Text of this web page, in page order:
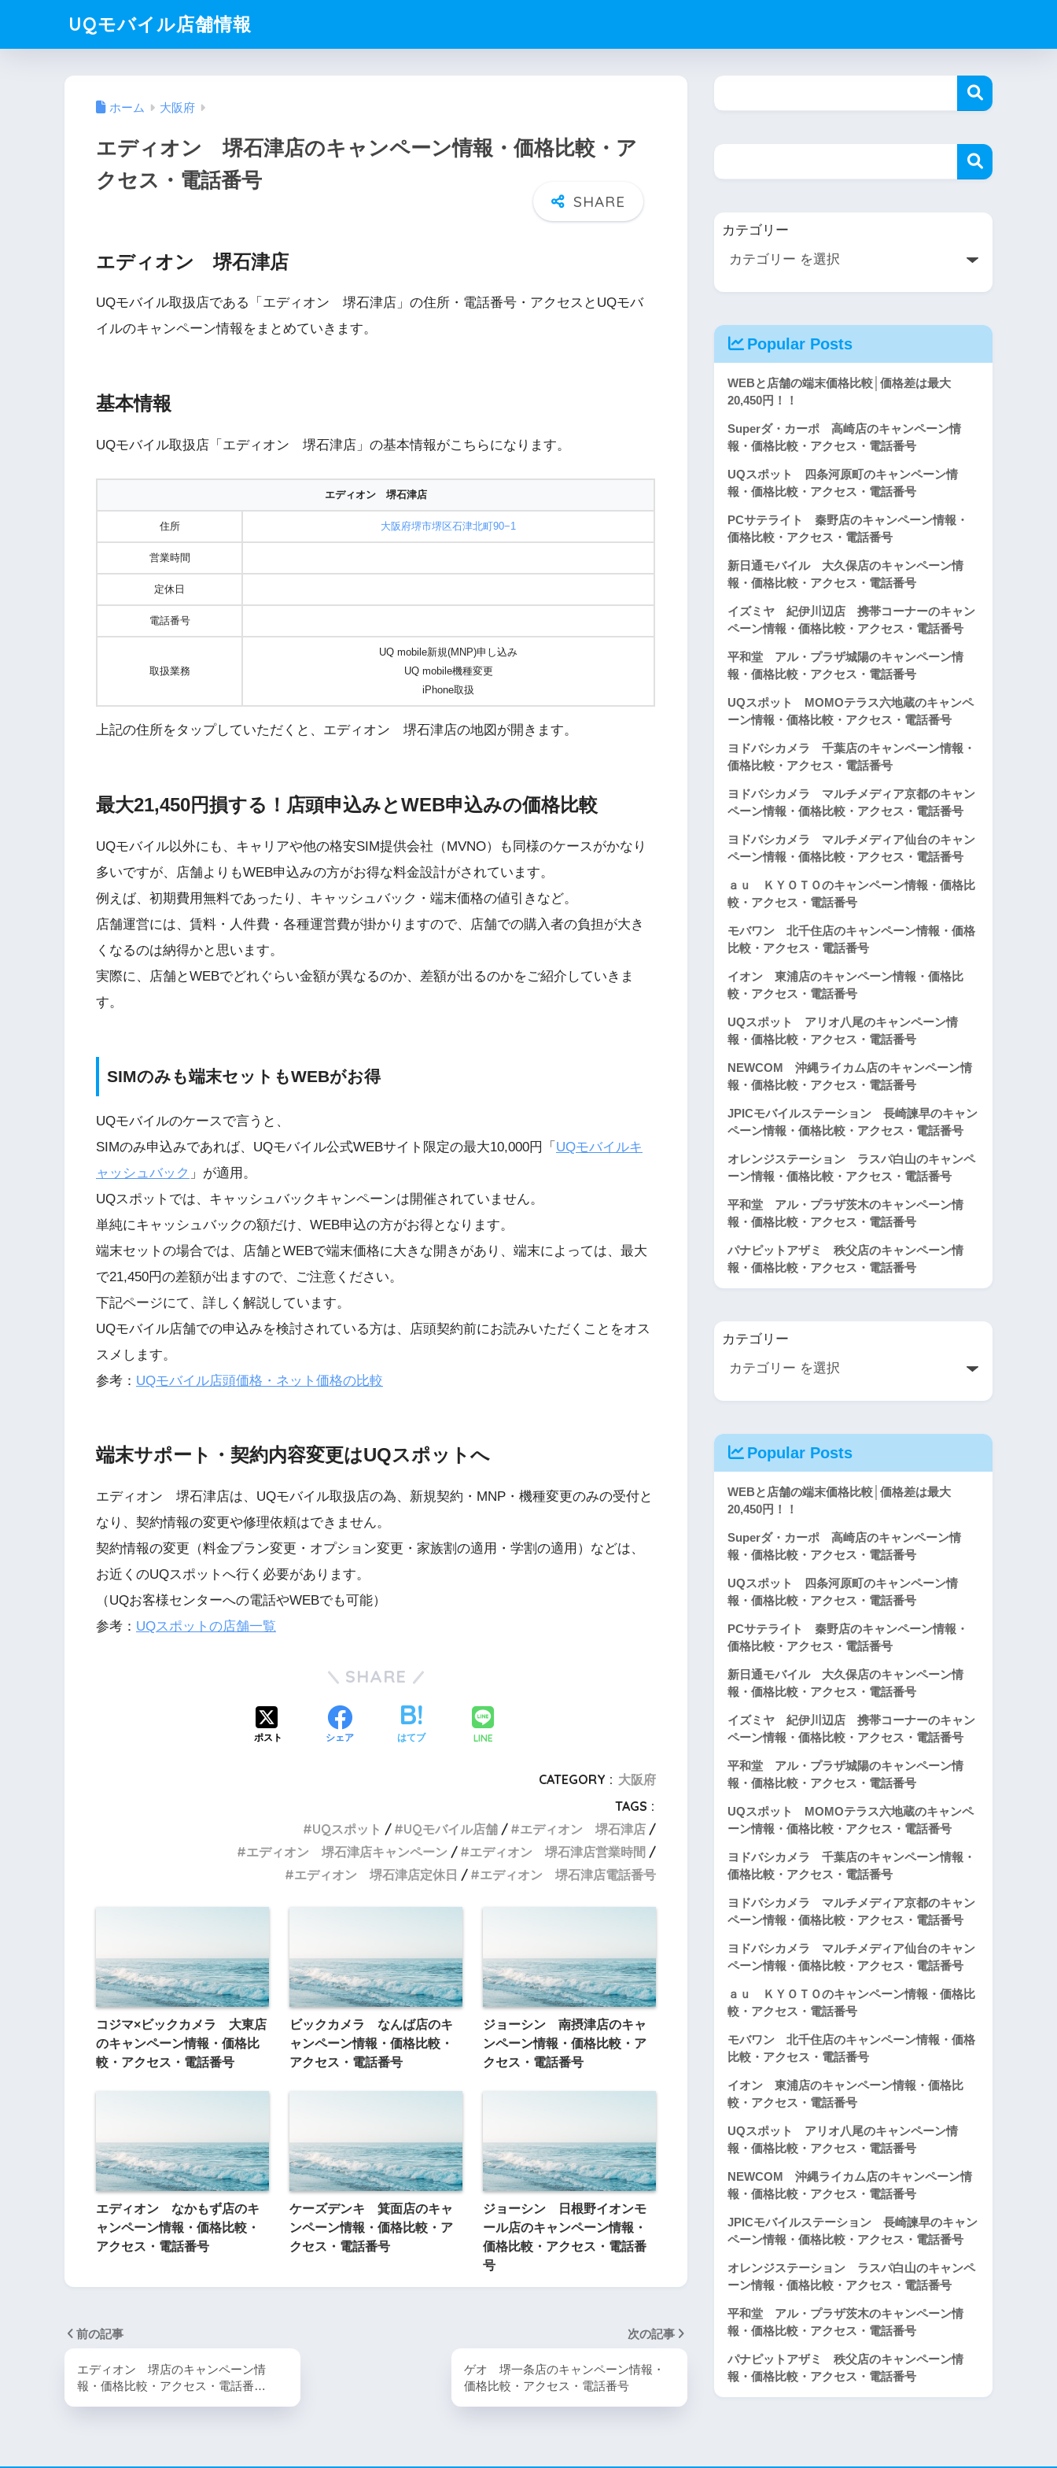
UQモバイル店舗情報
ホーム 大阪府
エディオン 堺石津店のキャンペーン情報・価格比較・ア
クセス・電話番号
エディオン 堺石津店
UQモバイル取扱店である「エディオン 堺石津店」の住所・電話番号・アクセスとUQモバ
イルのキャンペーン情報をまとめていきます。
基本情報
UQモバイル取扱店「エディオン 堺石津店」の基本情報がこちらになります。
エディオン 堺石津店
住所 大阪府堺市堺区石津北町90−1
営業時間
定休日
電話番号
取扱業務
UQ mobile新規(MNP)申し込み
UQ mobile機種変更
iPhone取扱
上記の住所をタップしていただくと、エディオン 堺石津店の地図が開きます。
最大21,450円損する！店頭申込みとWEB申込みの価格比較
UQモバイル以外にも、キャリアや他の格安SIM提供会社（MVNO）も同様のケースがかなり
多いですが、店舗よりもWEB申込みの方がお得な料金設計がされています。
例えば、初期費用無料であったり、キャッシュバック・端末価格の値引きなど。
店舗運営には、賃料・人件費・各種運営費が掛かりますので、店舗での購入者の負担が大き
くなるのは納得かと思います。
実際に、店舗とWEBでどれぐらい金額が異なるのか、差額が出るのかをご紹介していきま
す。
SIMのみも端末セットもWEBがお得
UQモバイルのケースで言うと、
SIMのみ申込みであれば、UQモバイル公式WEBサイト限定の最大10,000円「 UQモバイルキ
ャッシュバック 」が適用。
UQスポットでは、キャッシュバックキャンペーンは開催されていません。
単純にキャッシュバックの額だけ、WEB申込の方がお得となります。
端末セットの場合では、店舗とWEBで端末価格に大きな開きがあり、端末によっては、最大
で21,450円の差額が出ますので、ご注意ください。
下記ページにて、詳しく解説しています。
UQモバイル店舗での申込みを検討されている方は、店頭契約前にお読みいただくことをオス
スメします。
参考： UQモバイル店頭価格・ネット価格の比較
端末サポート・契約内容変更はUQスポットへ
エディオン 堺石津店は、UQモバイル取扱店の為、新規契約・MNP・機種変更のみの受付と
なり、契約情報の変更や修理依頼はできません。
契約情報の変更（料金プラン変更・オプション変更・家族割の適用・学割の適用）などは、
お近くのUQスポットへ行く必要があります。
（UQお客様センターへの電話やWEBでも可能）
参考： UQスポットの店舗一覧
SHARE
ポスト シェア はてブ LINE
CATEGORY : 大阪府
TAGS :
UQスポット
UQモバイル店舗
エディオン 堺石津店
エディオン 堺石津店キャンペーン
エディオン 堺石津店営業時間
エディオン 堺石津店定休日
エディオン 堺石津店電話番号
コジマ×ビックカメラ 大東店
のキャンペーン情報・価格比
較・アクセス・電話番号
ビックカメラ なんば店のキ
ャンペーン情報・価格比較・
アクセス・電話番号
ジョーシン 南摂津店のキャ
ンペーン情報・価格比較・ア
クセス・電話番号
エディオン なかもず店のキ
ャンペーン情報・価格比較・
アクセス・電話番号
ケーズデンキ 箕面店のキャ
ンペーン情報・価格比較・ア
クセス・電話番号
ジョーシン 日根野イオンモ
ール店のキャンペーン情報・
価格比較・アクセス・電話番
号
前の記事
エディオン 堺店のキャンペーン情
報・価格比較・アクセス・電話番…
次の記事
ゲオ 堺一条店のキャンペーン情報・
価格比較・アクセス・電話番号
カテゴリー
Popular Posts
WEBと店舗の端末価格比較│価格差は最大
20,450円！！
Superダ・カーポ 高崎店のキャンペーン情
報・価格比較・アクセス・電話番号
UQスポット 四条河原町のキャンペーン情
報・価格比較・アクセス・電話番号
PCサテライト 秦野店のキャンペーン情報・
価格比較・アクセス・電話番号
新日通モバイル 大久保店のキャンペーン情
報・価格比較・アクセス・電話番号
イズミヤ 紀伊川辺店 携帯コーナーのキャン
ペーン情報・価格比較・アクセス・電話番号
平和堂 アル・プラザ城陽のキャンペーン情
報・価格比較・アクセス・電話番号
UQスポット MOMOテラス六地蔵のキャンペ
ーン情報・価格比較・アクセス・電話番号
ヨドバシカメラ 千葉店のキャンペーン情報・
価格比較・アクセス・電話番号
ヨドバシカメラ マルチメディア京都のキャン
ペーン情報・価格比較・アクセス・電話番号
ヨドバシカメラ マルチメディア仙台のキャン
ペーン情報・価格比較・アクセス・電話番号
ａｕ ＫＹＯＴＯのキャンペーン情報・価格比
較・アクセス・電話番号
モバワン 北千住店のキャンペーン情報・価格
比較・アクセス・電話番号
イオン 東浦店のキャンペーン情報・価格比
較・アクセス・電話番号
UQスポット アリオ八尾のキャンペーン情
報・価格比較・アクセス・電話番号
NEWCOM 沖縄ライカム店のキャンペーン情
報・価格比較・アクセス・電話番号
JPICモバイルステーション 長崎諫早のキャン
ペーン情報・価格比較・アクセス・電話番号
オレンジステーション ラスパ白山のキャンペ
ーン情報・価格比較・アクセス・電話番号
平和堂 アル・プラザ茨木のキャンペーン情
報・価格比較・アクセス・電話番号
パナピットアザミ 秩父店のキャンペーン情
報・価格比較・アクセス・電話番号
カテゴリー
Popular Posts
WEBと店舗の端末価格比較│価格差は最大
20,450円！！
Superダ・カーポ 高崎店のキャンペーン情
報・価格比較・アクセス・電話番号
UQスポット 四条河原町のキャンペーン情
報・価格比較・アクセス・電話番号
PCサテライト 秦野店のキャンペーン情報・
価格比較・アクセス・電話番号
新日通モバイル 大久保店のキャンペーン情
報・価格比較・アクセス・電話番号
イズミヤ 紀伊川辺店 携帯コーナーのキャン
ペーン情報・価格比較・アクセス・電話番号
平和堂 アル・プラザ城陽のキャンペーン情
報・価格比較・アクセス・電話番号
UQスポット MOMOテラス六地蔵のキャンペ
ーン情報・価格比較・アクセス・電話番号
ヨドバシカメラ 千葉店のキャンペーン情報・
価格比較・アクセス・電話番号
ヨドバシカメラ マルチメディア京都のキャン
ペーン情報・価格比較・アクセス・電話番号
ヨドバシカメラ マルチメディア仙台のキャン
ペーン情報・価格比較・アクセス・電話番号
ａｕ ＫＹＯＴＯのキャンペーン情報・価格比
較・アクセス・電話番号
モバワン 北千住店のキャンペーン情報・価格
比較・アクセス・電話番号
イオン 東浦店のキャンペーン情報・価格比
較・アクセス・電話番号
UQスポット アリオ八尾のキャンペーン情
報・価格比較・アクセス・電話番号
NEWCOM 沖縄ライカム店のキャンペーン情
報・価格比較・アクセス・電話番号
JPICモバイルステーション 長崎諫早のキャン
ペーン情報・価格比較・アクセス・電話番号
オレンジステーション ラスパ白山のキャンペ
ーン情報・価格比較・アクセス・電話番号
平和堂 アル・プラザ茨木のキャンペーン情
報・価格比較・アクセス・電話番号
パナピットアザミ 秩父店のキャンペーン情
報・価格比較・アクセス・電話番号